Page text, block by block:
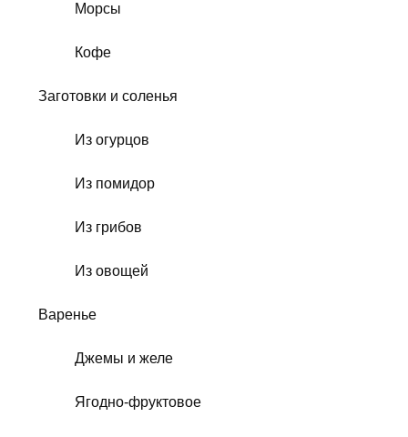
Морсы
Кофе
Заготовки и соленья
Из огурцов
Из помидор
Из грибов
Из овощей
Варенье
Джемы и желе
Ягодно-фруктовое